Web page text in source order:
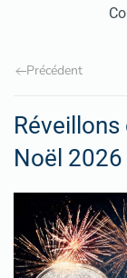
Précédent
Noël 2026